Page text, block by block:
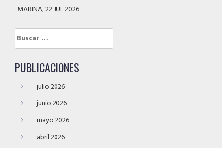
MARINA, 22 JUL 2026
Buscar:
PUBLICACIONES
julio 2026
junio 2026
mayo 2026
abril 2026